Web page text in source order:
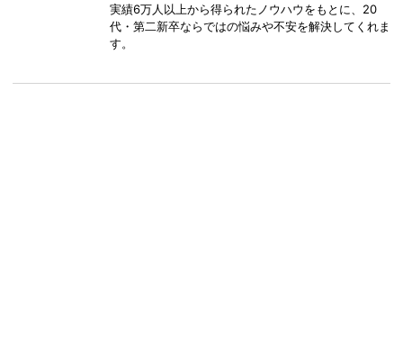
実績6万人以上から得られたノウハウをもとに、20
代・第二新卒ならではの悩みや不安を解決してくれま
す。